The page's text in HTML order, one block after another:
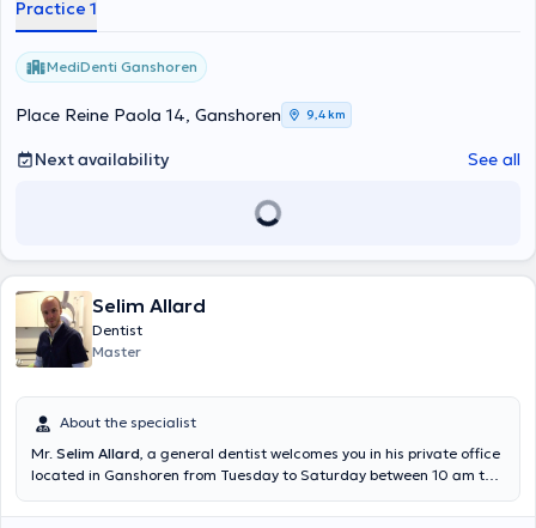
Practice 1
MediDenti Ganshoren
Place Reine Paola 14, Ganshoren 9,4 km
Next availability See all
Selim Allard
Dentist
Master
About the specialist
Mr. Selim Allard, a general dentist welcomes you in his private office
located in Ganshoren from Tuesday to Saturday between 10 am to